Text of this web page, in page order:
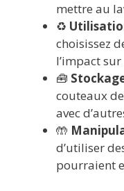
mettre au
♻️
choisissez
l’impact
🧰
couteaux
avec
🤲
d’utiliser
pourraient